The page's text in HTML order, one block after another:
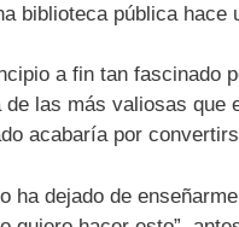
biblioteca pública hace
a fin tan fascinado
las más valiosas
acabaría por
ha dejado de